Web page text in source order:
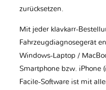
zurücksetzen.
Mit jeder klavkarr-
Fahrzeugdiagnosegerät
Windows-Laptop /
Smartphone bzw. iPhone
Facile-Software ist mit